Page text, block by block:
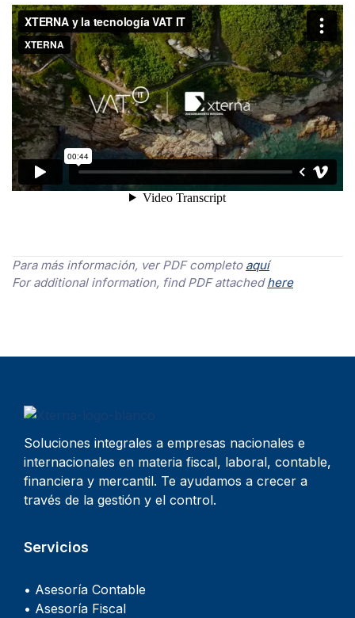
Para más información, ver PDF completo aquí
​For additional information, find PDF attachedhere
Soluciones integrales a empresas nacionales e
internacionales en materia fiscal, laboral, contable,
financiera y mercantil. Te ayudamos a crecer a
través de la gestión y el control.
Servicios
• Asesoría Contable
• Asesoría Fiscal